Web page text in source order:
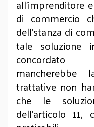
all’imprenditore
di commercio
dell’stanza di
tale soluzione
concordato
trattative non
che le
dell'articolo